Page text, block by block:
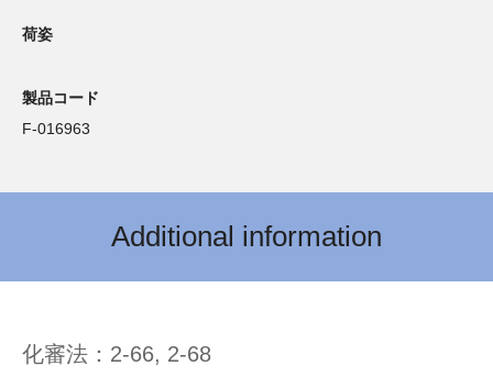
荷姿
製品コード
F-016963
Additional information
化審法：2-66, 2-68